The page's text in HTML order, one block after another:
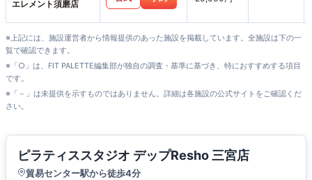
エレメント須磨店
※上記には、施設運営者から情報提供のあった施設を掲載しています。全施設は下の一
覧で確認できます。
※「○」は、FIT PALETTE編集部が独自の調査・基準に基づき、特におすすめする項目
です。
※「－」は未提供を示すものではありません。詳細は各施設の公式サイトをご確認くだ
さい。
ピラティススタジオ デップResho 三宮店
貿易センター駅から徒歩4分